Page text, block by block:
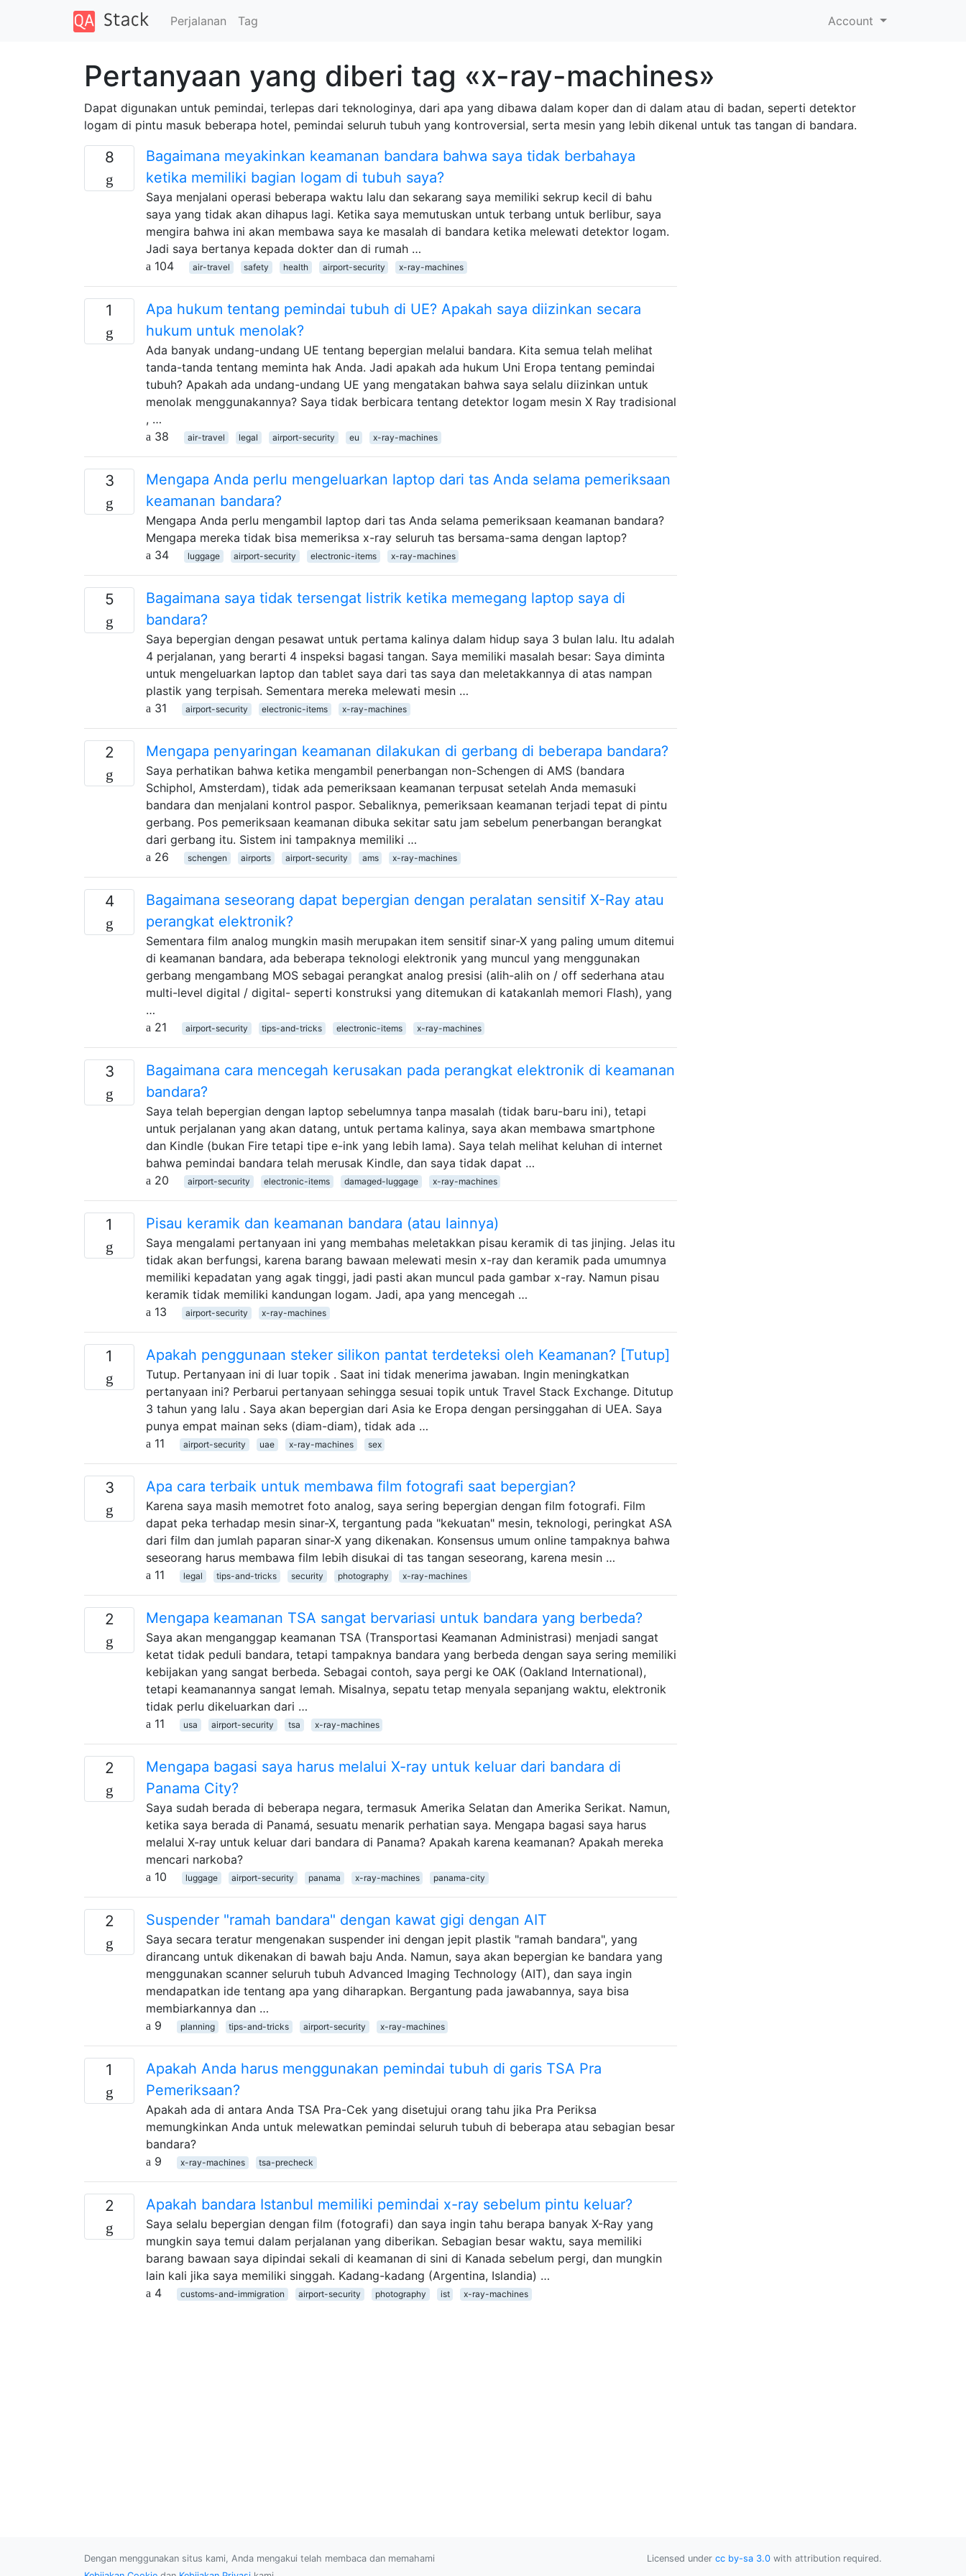
Perjalanan Tag Account
Pertanyaan yang diberi tag «x-ray-machines»
Dapat digunakan untuk pemindai, terlepas dari teknologinya, dari apa yang dibawa dalam koper dan di dalam atau di badan, seperti detektor
logam di pintu masuk beberapa hotel, pemindai seluruh tubuh yang kontroversial, serta mesin yang lebih dikenal untuk tas tangan di bandara.
8
Bagaimana meyakinkan keamanan bandara bahwa saya tidak berbahaya
ketika memiliki bagian logam di tubuh saya?
Saya menjalani operasi beberapa waktu lalu dan sekarang saya memiliki sekrup kecil di bahu
saya yang tidak akan dihapus lagi. Ketika saya memutuskan untuk terbang untuk berlibur, saya
mengira bahwa ini akan membawa saya ke masalah di bandara ketika melewati detektor logam.
Jadi saya bertanya kepada dokter dan di rumah …
104
air-travel safety health airport-security x-ray-machines
1
Apa hukum tentang pemindai tubuh di UE? Apakah saya diizinkan secara
hukum untuk menolak?
Ada banyak undang-undang UE tentang bepergian melalui bandara. Kita semua telah melihat
tanda-tanda tentang meminta hak Anda. Jadi apakah ada hukum Uni Eropa tentang pemindai
tubuh? Apakah ada undang-undang UE yang mengatakan bahwa saya selalu diizinkan untuk
menolak menggunakannya? Saya tidak berbicara tentang detektor logam mesin X Ray tradisional
, …
38
air-travel legal airport-security eu x-ray-machines
3
Mengapa Anda perlu mengeluarkan laptop dari tas Anda selama pemeriksaan
keamanan bandara?
Mengapa Anda perlu mengambil laptop dari tas Anda selama pemeriksaan keamanan bandara?
Mengapa mereka tidak bisa memeriksa x-ray seluruh tas bersama-sama dengan laptop?
34
luggage airport-security electronic-items x-ray-machines
5
Bagaimana saya tidak tersengat listrik ketika memegang laptop saya di
bandara?
Saya bepergian dengan pesawat untuk pertama kalinya dalam hidup saya 3 bulan lalu. Itu adalah
4 perjalanan, yang berarti 4 inspeksi bagasi tangan. Saya memiliki masalah besar: Saya diminta
untuk mengeluarkan laptop dan tablet saya dari tas saya dan meletakkannya di atas nampan
plastik yang terpisah. Sementara mereka melewati mesin …
31
airport-security electronic-items x-ray-machines
2 Mengapa penyaringan keamanan dilakukan di gerbang di beberapa bandara?
Saya perhatikan bahwa ketika mengambil penerbangan non-Schengen di AMS (bandara
Schiphol, Amsterdam), tidak ada pemeriksaan keamanan terpusat setelah Anda memasuki
bandara dan menjalani kontrol paspor. Sebaliknya, pemeriksaan keamanan terjadi tepat di pintu
gerbang. Pos pemeriksaan keamanan dibuka sekitar satu jam sebelum penerbangan berangkat
dari gerbang itu. Sistem ini tampaknya memiliki …
26
schengen airports airport-security ams x-ray-machines
4
Bagaimana seseorang dapat bepergian dengan peralatan sensitif X-Ray atau
perangkat elektronik?
Sementara film analog mungkin masih merupakan item sensitif sinar-X yang paling umum ditemui
di keamanan bandara, ada beberapa teknologi elektronik yang muncul yang menggunakan
gerbang mengambang MOS sebagai perangkat analog presisi (alih-alih on / off sederhana atau
multi-level digital / digital- seperti konstruksi yang ditemukan di katakanlah memori Flash), yang
…
21
airport-security tips-and-tricks electronic-items x-ray-machines
3
Bagaimana cara mencegah kerusakan pada perangkat elektronik di keamanan
bandara?
Saya telah bepergian dengan laptop sebelumnya tanpa masalah (tidak baru-baru ini), tetapi
untuk perjalanan yang akan datang, untuk pertama kalinya, saya akan membawa smartphone
dan Kindle (bukan Fire tetapi tipe e-ink yang lebih lama). Saya telah melihat keluhan di internet
bahwa pemindai bandara telah merusak Kindle, dan saya tidak dapat …
20
airport-security electronic-items damaged-luggage x-ray-machines
1 Pisau keramik dan keamanan bandara (atau lainnya)
Saya mengalami pertanyaan ini yang membahas meletakkan pisau keramik di tas jinjing. Jelas itu
tidak akan berfungsi, karena barang bawaan melewati mesin x-ray dan keramik pada umumnya
memiliki kepadatan yang agak tinggi, jadi pasti akan muncul pada gambar x-ray. Namun pisau
keramik tidak memiliki kandungan logam. Jadi, apa yang mencegah …
13
airport-security x-ray-machines
1 Apakah penggunaan steker silikon pantat terdeteksi oleh Keamanan? [Tutup]
Tutup. Pertanyaan ini di luar topik . Saat ini tidak menerima jawaban. Ingin meningkatkan
pertanyaan ini? Perbarui pertanyaan sehingga sesuai topik untuk Travel Stack Exchange. Ditutup
3 tahun yang lalu . Saya akan bepergian dari Asia ke Eropa dengan persinggahan di UEA. Saya
punya empat mainan seks (diam-diam), tidak ada …
11
airport-security uae x-ray-machines sex
3 Apa cara terbaik untuk membawa film fotografi saat bepergian?
Karena saya masih memotret foto analog, saya sering bepergian dengan film fotografi. Film
dapat peka terhadap mesin sinar-X, tergantung pada "kekuatan" mesin, teknologi, peringkat ASA
dari film dan jumlah paparan sinar-X yang dikenakan. Konsensus umum online tampaknya bahwa
seseorang harus membawa film lebih disukai di tas tangan seseorang, karena mesin …
11
legal tips-and-tricks security photography x-ray-machines
2 Mengapa keamanan TSA sangat bervariasi untuk bandara yang berbeda?
Saya akan menganggap keamanan TSA (Transportasi Keamanan Administrasi) menjadi sangat
ketat tidak peduli bandara, tetapi tampaknya bandara yang berbeda dengan saya sering memiliki
kebijakan yang sangat berbeda. Sebagai contoh, saya pergi ke OAK (Oakland International),
tetapi keamanannya sangat lemah. Misalnya, sepatu tetap menyala sepanjang waktu, elektronik
tidak perlu dikeluarkan dari …
11
usa airport-security tsa x-ray-machines
2
Mengapa bagasi saya harus melalui X-ray untuk keluar dari bandara di
Panama City?
Saya sudah berada di beberapa negara, termasuk Amerika Selatan dan Amerika Serikat. Namun,
ketika saya berada di Panamá, sesuatu menarik perhatian saya. Mengapa bagasi saya harus
melalui X-ray untuk keluar dari bandara di Panama? Apakah karena keamanan? Apakah mereka
mencari narkoba?
10
luggage airport-security panama x-ray-machines panama-city
2 Suspender "ramah bandara" dengan kawat gigi dengan AIT
Saya secara teratur mengenakan suspender ini dengan jepit plastik "ramah bandara", yang
dirancang untuk dikenakan di bawah baju Anda. Namun, saya akan bepergian ke bandara yang
menggunakan scanner seluruh tubuh Advanced Imaging Technology (AIT), dan saya ingin
mendapatkan ide tentang apa yang diharapkan. Bergantung pada jawabannya, saya bisa
membiarkannya dan …
9
planning tips-and-tricks airport-security x-ray-machines
1
Apakah Anda harus menggunakan pemindai tubuh di garis TSA Pra
Pemeriksaan?
Apakah ada di antara Anda TSA Pra-Cek yang disetujui orang tahu jika Pra Periksa
memungkinkan Anda untuk melewatkan pemindai seluruh tubuh di beberapa atau sebagian besar
bandara?
9
x-ray-machines tsa-precheck
2 Apakah bandara Istanbul memiliki pemindai x-ray sebelum pintu keluar?
Saya selalu bepergian dengan film (fotografi) dan saya ingin tahu berapa banyak X-Ray yang
mungkin saya temui dalam perjalanan yang diberikan. Sebagian besar waktu, saya memiliki
barang bawaan saya dipindai sekali di keamanan di sini di Kanada sebelum pergi, dan mungkin
lain kali jika saya memiliki singgah. Kadang-kadang (Argentina, Islandia) …
4
customs-and-immigration airport-security photography ist x-ray-machines
Dengan menggunakan situs kami, Anda mengakui telah membaca dan memahami
Licensed under cc by-sa 3.0 with attribution required.